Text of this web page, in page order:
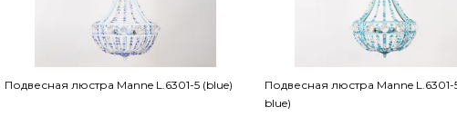
Подвесная люстра Manne L.6301-5 (blue)
Подвесная люстра Manne L.6301-
blue)